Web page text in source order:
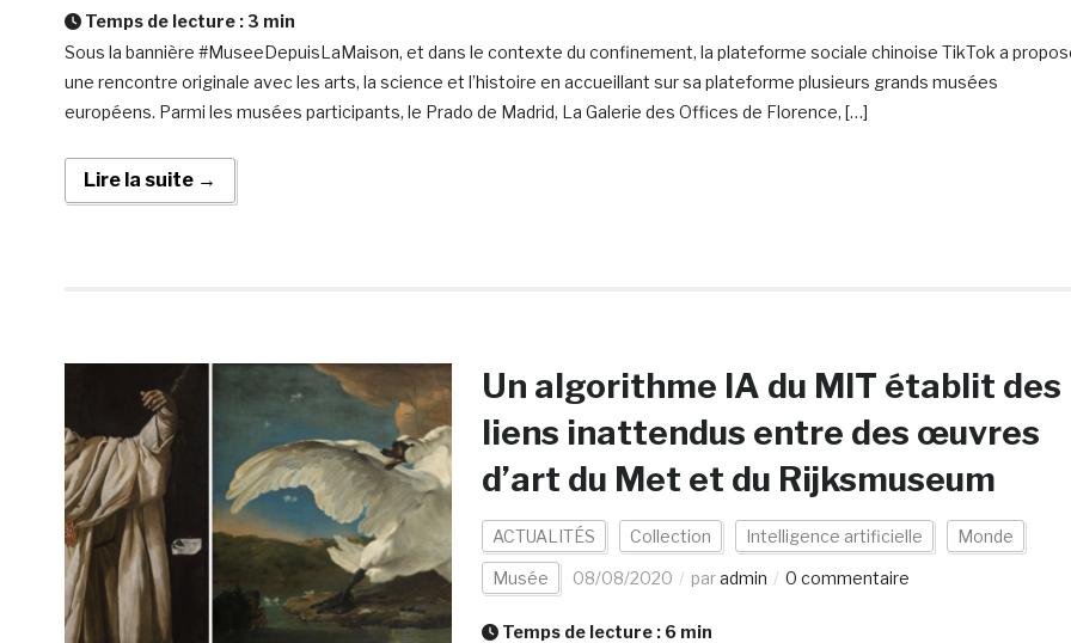
Temps de lecture : 3 min
Sous la bannière #MuseeDepuisLaMaison, et dans le contexte du confinement, la plateforme sociale chinoise TikTok a
une rencontre originale avec les arts, la science et l’histoire en accueillant sur sa plateforme plusieurs grands musées
européens. Parmi les musées participants, le Prado de Madrid, La Galerie des Offices de Florence, […]
Lire la suite →
Un algorithme IA du MIT établit des
liens inattendus entre des œuvres
d’art du Met et du Rijksmuseum
ACTUALITÉS Collection Intelligence artificielle Monde
Musée 08/08/2020 paradmin 0 commentaire
Temps de lecture : 6 min